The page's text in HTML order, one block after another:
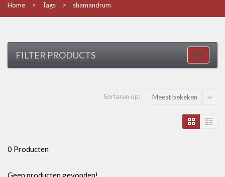
Home Tags shamandrum
FILTER PRODUCTS
Sorteren op: Meest bekeken
0 Producten
Geen producten gevonden!...